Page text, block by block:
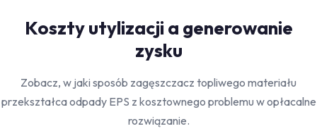
Koszty utylizacji a generowanie
zysku
Zobacz, w jaki sposób zagęszczacz topliwego materiału
przekształca odpady EPS z kosztownego problemu w opłacalne
rozwiązanie.